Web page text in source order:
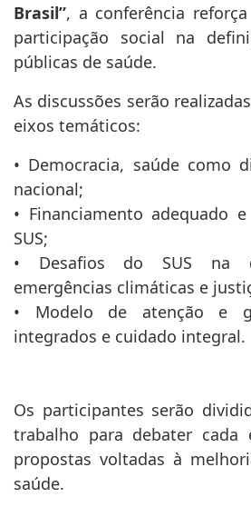
Brasil”, a conferência
participação social na
públicas de saúde.
As discussões serão
eixos temáticos:
• Democracia, saúde como
nacional;
• Financiamento adequado
SUS;
• Desafios do SUS na
emergências climáticas e
• Modelo de atenção e
integrados e cuidado integral.
Os participantes serão
trabalho para debater cada
propostas voltadas à
saúde.